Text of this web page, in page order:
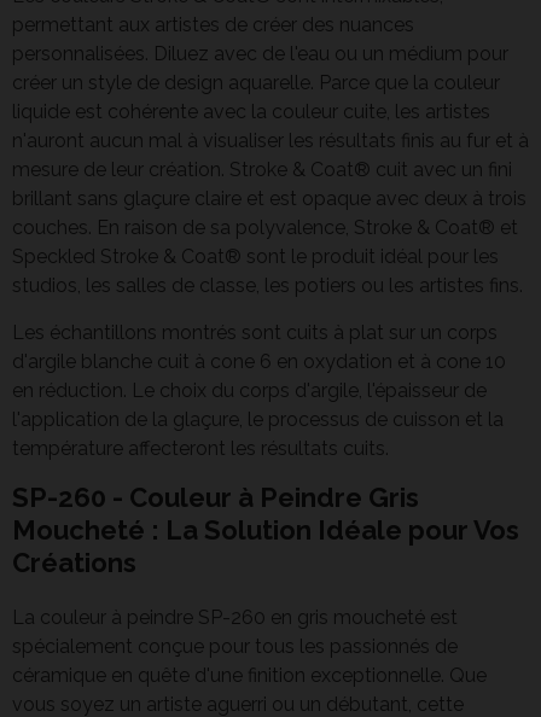
permettant aux artistes de créer des nuances
personnalisées. Diluez avec de l'eau ou un médium pour
créer un style de design aquarelle. Parce que la couleur
liquide est cohérente avec la couleur cuite, les artistes
n'auront aucun mal à visualiser les résultats finis au fur et à
mesure de leur création. Stroke & Coat® cuit avec un fini
brillant sans glaçure claire et est opaque avec deux à trois
couches. En raison de sa polyvalence, Stroke & Coat® et
Speckled Stroke & Coat® sont le produit idéal pour les
studios, les salles de classe, les potiers ou les artistes fins.
Les échantillons montrés sont cuits à plat sur un corps
d'argile blanche cuit à cone 6 en oxydation et à cone 10
en réduction. Le choix du corps d'argile, l'épaisseur de
l'application de la glaçure, le processus de cuisson et la
température affecteront les résultats cuits.
SP-260 - Couleur à Peindre Gris
Moucheté : La Solution Idéale pour Vos
Créations
La couleur à peindre SP-260 en gris moucheté est
spécialement conçue pour tous les passionnés de
céramique en quête d'une finition exceptionnelle. Que
vous soyez un artiste aguerri ou un débutant, cette